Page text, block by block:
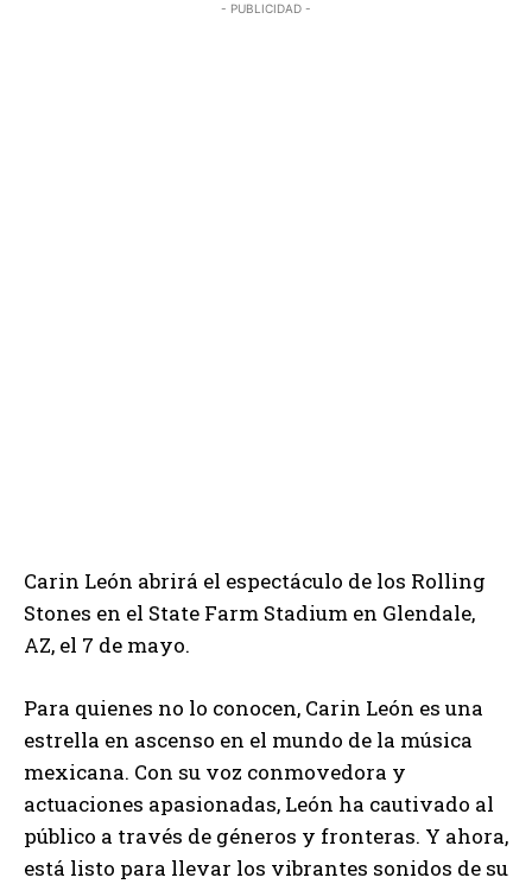
- PUBLICIDAD -
Carin León abrirá el espectáculo de los Rolling
Stones en el State Farm Stadium en Glendale,
AZ, el 7 de mayo.
Para quienes no lo conocen, Carin León es una
estrella en ascenso en el mundo de la música
mexicana. Con su voz conmovedora y
actuaciones apasionadas, León ha cautivado al
público a través de géneros y fronteras. Y ahora,
está listo para llevar los vibrantes sonidos de su